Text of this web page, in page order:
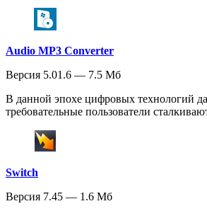
Audio MP3 Converter
Версия 5.01.6 — 7.5 Мб
В данной эпохе цифровых технологий
требовательные пользователи
Switch
Версия 7.45 — 1.6 Мб